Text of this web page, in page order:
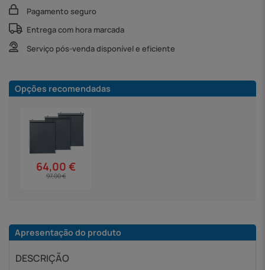
Pagamento seguro
Entrega com hora marcada
Serviço pós-venda disponível e eficiente
Opções recomendadas
64,00 €
97,00 €
Apresentação do produto
DESCRIÇÃO